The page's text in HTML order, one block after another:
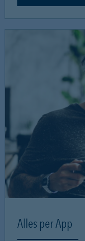
Alles per App